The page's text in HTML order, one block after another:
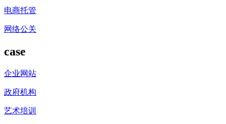
电商托管
网络公关
case
企业网站
政府机构
艺术培训